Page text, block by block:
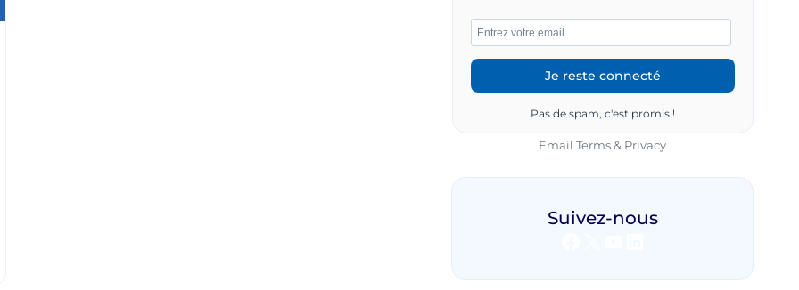
Pas de spam, c'est promis !
EmailTerms & Privacy
Suivez-nous